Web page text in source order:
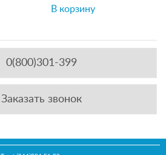
В корзину
0(800)301-399
Заказать звонок